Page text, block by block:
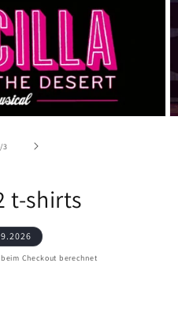
/ab
3
t-shirts
Checkout berechnet